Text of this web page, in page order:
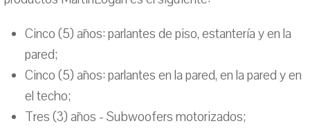
Cinco (5) años: parlantes de piso, estantería y en la
pared;
Cinco (5) años: parlantes en la pared, en la pared y en
el techo;
Tres (3) años - Subwoofers motorizados;